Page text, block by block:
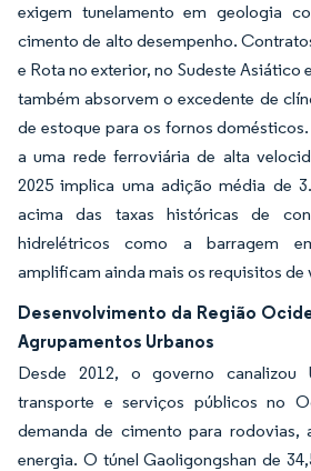
exigem tunelamento em geologia
cimento de alto desempenho.
e Rota no exterior, no Sudeste Asiático
também absorvem o excedente de
de estoque para os fornos
a uma rede ferroviária de alta
2025 implica uma adição média de
acima das taxas históricas de
hidrelétricos como a barragem
amplificam ainda mais os requisitos de
Desenvolvimento da Região
Agrupamentos Urbanos
Desde 2012, o governo canalizou
transporte e serviços públicos no
demanda de cimento para rodovias,
energia. O túnel Gaoligongshan de